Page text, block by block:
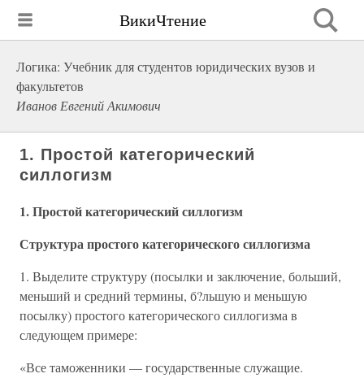
ВикиЧтение
Логика: Учебник для студентов юридических вузов и
факультетов
Иванов Евгений Акимович
1. Простой категорический
силлогизм
1. Простой категорический силлогизм
Структура простого категорического силлогизма
1. Выделите структуру (посылки и заключение, больший,
меньший и средний термины, б?льшую и меньшую
посылку) простого категорического силлогизма в
следующем примере:
«Все таможенники — государственные служащие.